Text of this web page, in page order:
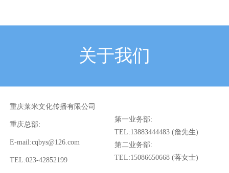
关于我们
重庆莱米文化传播有限公司
重庆总部:
E-mail:cqbys@126.com
TEL:023-42852199
第一业务部:
TEL:13883444483 (詹先生)
第二业务部:
TEL:15086650668 (蒋女士)